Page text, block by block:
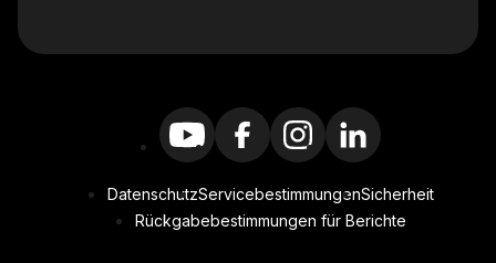
DatenschutzServicebestimmungenSicherheit
Rückgabebestimmungen für Berichte